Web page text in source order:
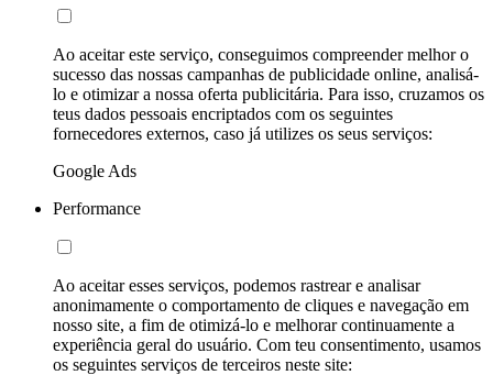
Ao aceitar este serviço, conseguimos compreender melhor o
sucesso das nossas campanhas de publicidade online, analisá-
lo e otimizar a nossa oferta publicitária. Para isso, cruzamos os
teus dados pessoais encriptados com os seguintes
fornecedores externos, caso já utilizes os seus serviços:
Google Ads
Performance
Ao aceitar esses serviços, podemos rastrear e analisar
anonimamente o comportamento de cliques e navegação em
nosso site, a fim de otimizá-lo e melhorar continuamente a
experiência geral do usuário. Com teu consentimento, usamos
os seguintes serviços de terceiros neste site: